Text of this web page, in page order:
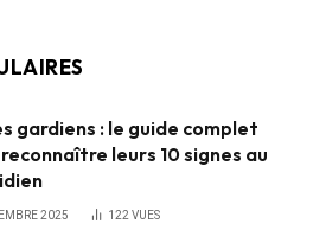
gardiens : le guide complet
leurs 10 signes au
2025 122VUES